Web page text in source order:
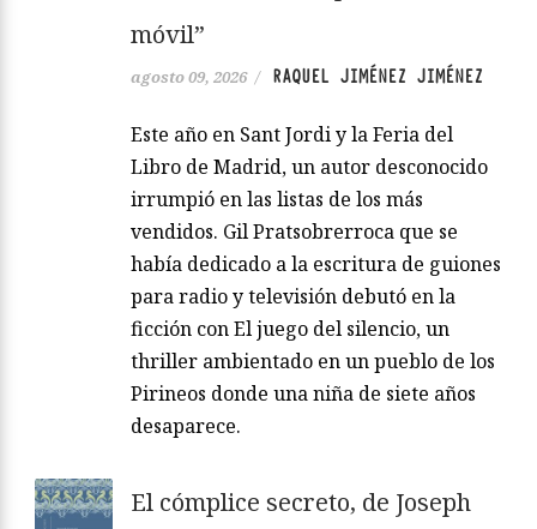
móvil”
agosto 09, 2026 / RAQUEL JIMÉNEZ JIMÉNEZ
Este año en Sant Jordi y la Feria del
Libro de Madrid, un autor desconocido
irrumpió en las listas de los más
vendidos. Gil Pratsobrerroca que se
había dedicado a la escritura de guiones
para radio y televisión debutó en la
ficción con El juego del silencio, un
thriller ambientado en un pueblo de los
Pirineos donde una niña de siete años
desaparece.
El cómplice secreto, de Joseph